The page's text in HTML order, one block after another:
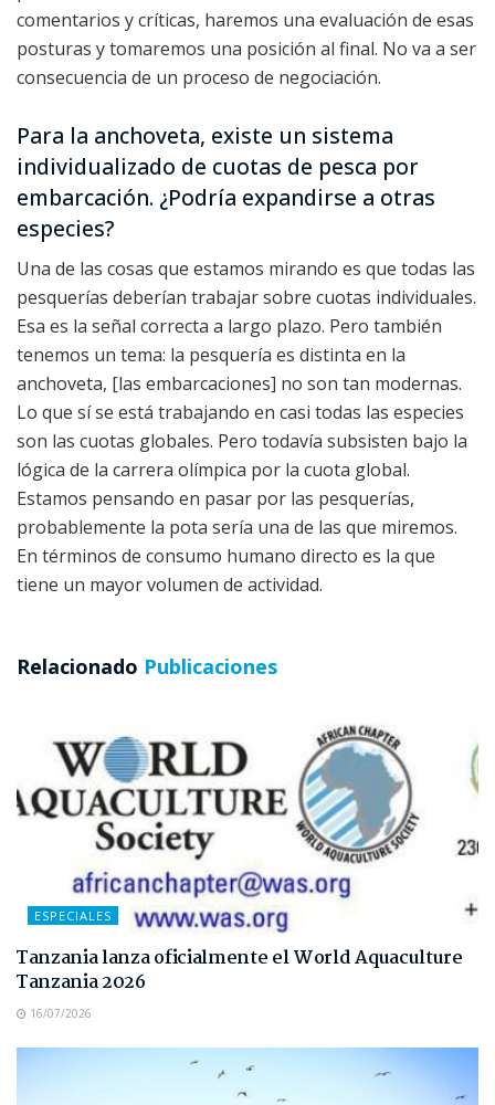
comentarios y críticas, haremos una evaluación de esas
posturas y tomaremos una posición al final. No va a ser
consecuencia de un proceso de negociación.
Para la anchoveta, existe un sistema
individualizado de cuotas de pesca por
embarcación. ¿Podría expandirse a otras
especies?
Una de las cosas que estamos mirando es que todas las
pesquerías deberían trabajar sobre cuotas individuales.
Esa es la señal correcta a largo plazo. Pero también
tenemos un tema: la pesquería es distinta en la
anchoveta, [las embarcaciones] no son tan modernas.
Lo que sí se está trabajando en casi todas las especies
son las cuotas globales. Pero todavía subsisten bajo la
lógica de la carrera olímpica por la cuota global.
Estamos pensando en pasar por las pesquerías,
probablemente la pota sería una de las que miremos.
En términos de consumo humano directo es la que
tiene un mayor volumen de actividad.
Relacionado Publicaciones
ESPECIALES
Tanzania lanza oficialmente el World Aquaculture
Tanzania 2026
16/07/2026